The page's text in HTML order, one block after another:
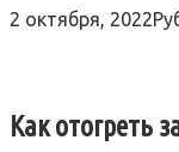
2 октября, 2022
Как отогреть